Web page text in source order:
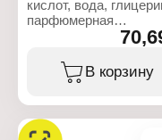
кислот, вода,
парфюмерная
композиция (в т.ч.
линалоол, лимонен,
гексилциннамаль,
стабилизатор,
В корзину